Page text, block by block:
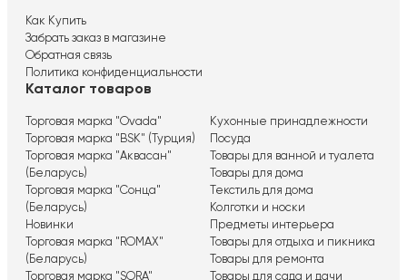
Как Купить
Забрать заказ в магазине
Обратная связь
Политика конфиденциальности
Каталог товаров
Торговая марка "Ovada"
Торговая марка "BSK" (Турция)
Торговая марка "Аквасан"
(Беларусь)
Торговая марка "Сонца"
(Беларусь)
Новинки
Торговая марка "ROMAX"
(Беларусь)
Торговая марка "SORA"
Кухонные принадлежности
Посуда
Товары для ванной и туалета
Товары для дома
Текстиль для дома
Колготки и носки
Предметы интерьера
Товары для отдыха и пикника
Товары для ремонта
Товары для сада и дачи